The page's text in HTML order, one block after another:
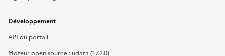
Développement
API du portail
Moteur open source : udata (17.2.0)